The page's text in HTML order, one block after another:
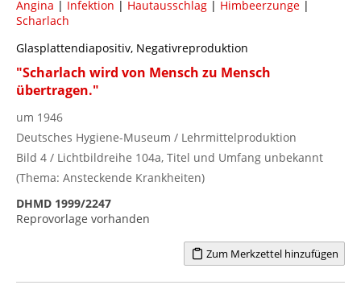
Angina | Infektion | Hautausschlag | Himbeerzunge |
Scharlach
Glasplattendiapositiv, Negativreproduktion
"Scharlach wird von Mensch zu Mensch
übertragen."
um 1946
Deutsches Hygiene-Museum / Lehrmittelproduktion
Bild 4 / Lichtbildreihe 104a, Titel und Umfang unbekannt
(Thema: Ansteckende Krankheiten)
DHMD 1999/2247
Reprovorlage vorhanden
Zum Merkzettel hinzufügen